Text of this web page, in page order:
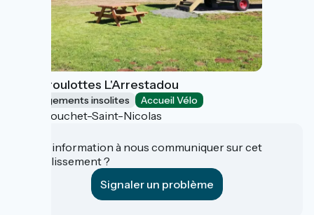
Gîtes-roulottes L'Arrestadou
Hébergements insolites Accueil Vélo
Le Bouchet-Saint-Nicolas
Une information à nous communiquer sur cet
établissement ?
Signaler un problème